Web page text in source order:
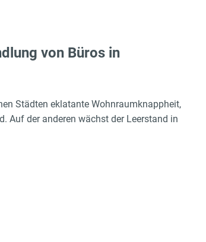
von Büros in
Städten eklatante Wohnraumknappheit,
Auf der anderen wächst der Leerstand in